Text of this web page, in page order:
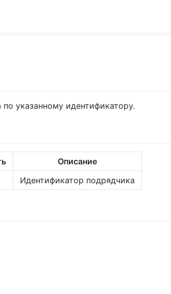
указанному идентификатору.
Описание
Идентификатор подрядчика